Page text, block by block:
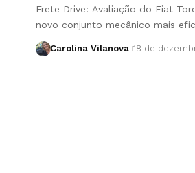
Frete Drive: Avaliação do Fiat
novo conjunto mecânico mais
Carolina Vilanova 18 de